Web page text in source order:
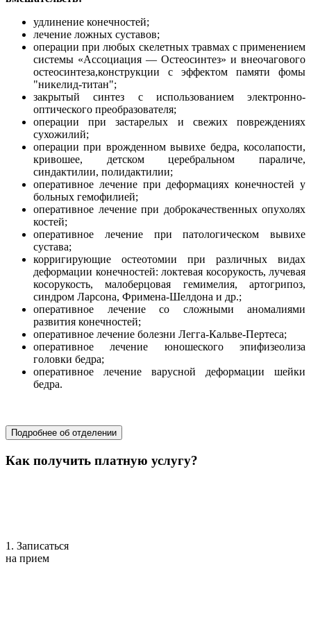
удлинение конечностей;
лечение ложных суставов;
операции при любых скелетных травмах с применением
системы «Ассоциация — Остеосинтез» и внеочагового
остеосинтеза,конструкции с эффектом памяти фомы
"никелид-титан";
закрытый синтез с использованием электронно-
оптического преобразователя;
операции при застарелых и свежих повреждениях
сухожилий;
операции при врожденном вывихе бедра, косолапости,
кривошее, детском церебральном параличе,
синдактилии, полидактилии;
оперативное лечение при деформациях конечностей у
больных гемофилией;
оперативное лечение при доброкачественных опухолях
костей;
оперативное лечение при патологическом вывихе
сустава;
корригирующие остеотомии при различных видах
деформации конечностей: локтевая косорукость, лучевая
косорукость, малоберцовая гемимелия, артогрипоз,
синдром Ларсона, Фримена-Шелдона и др.;
оперативное лечение со сложными аномалиями
развития конечностей;
оперативное лечение болезни Легга-Кальве-Пертеса;
оперативное лечение юношеского эпифизеолиза
головки бедра;
оперативное лечение варусной деформации шейки
бедра.
Подробнее об отделении
Как получить платную услугу?
1. Записаться
на прием